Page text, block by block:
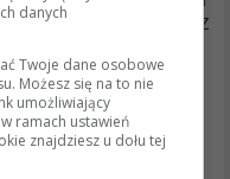
i do czego służy? :) Z
uczę...
danych
Twoje dane osobowe
Możesz się na to nie
umożliwiający
ramach ustawień
znajdziesz u dołu tej